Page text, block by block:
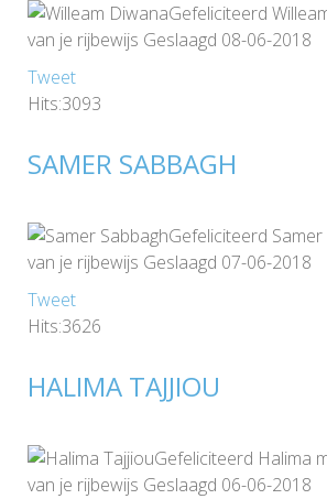
Gefeliciteerd
van je rijbewijs Geslaagd 08-06-2018
Tweet
Hits:3093
SAMER SABBAGH
Gefeliciteerd
van je rijbewijs Geslaagd 07-06-2018
Tweet
Hits:3626
HALIMA TAJJIOU
Gefeliciteerd Halima
van je rijbewijs Geslaagd 06-06-2018